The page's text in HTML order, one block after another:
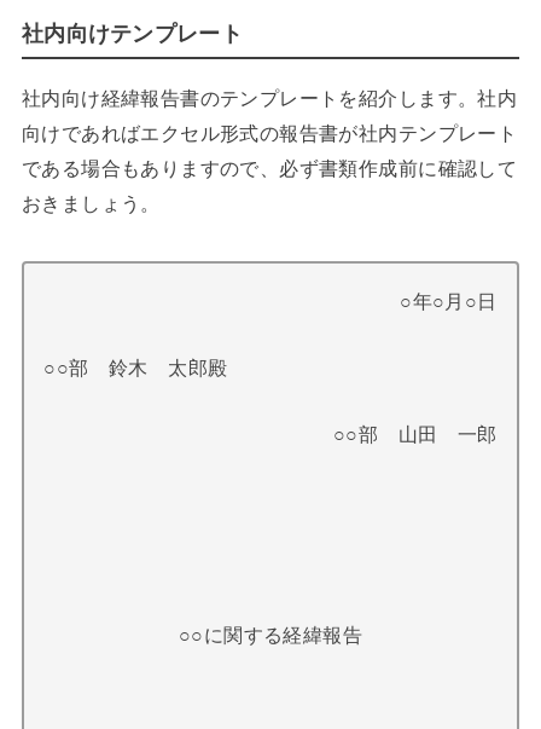
社内向けテンプレート
社内向け経緯報告書のテンプレートを紹介します。社内
向けであればエクセル形式の報告書が社内テンプレート
である場合もありますので、必ず書類作成前に確認して
おきましょう。
○年○月○日
○○部 鈴木 太郎殿
○○部 山田 一郎
○○に関する経緯報告